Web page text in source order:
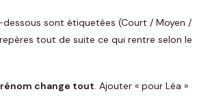
sont étiquetées (Court / Moyen /
tout de suite ce qui rentre selon le
change tout. Ajouter « pour Léa »